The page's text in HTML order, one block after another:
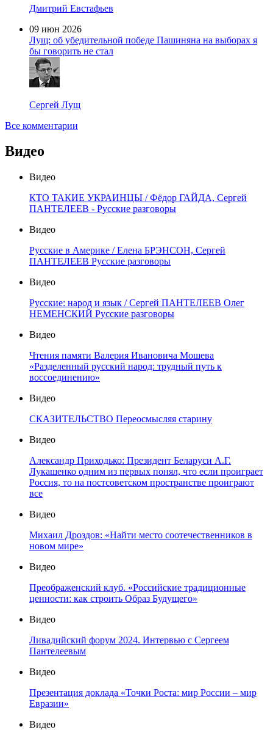
Дмитрий Евстафьев
09 июн 2026
Лущ: об убедительной победе Пашиняна на выборах я
бы говорить не стал
Сергей Лущ
Все комментарии
Видео
Видео
КТО ТАКИЕ УКРАИНЦЫ / Фёдор ГАЙДА, Сергей
ПАНТЕЛЕЕВ - Русские разговоры
Видео
Русские в Америке / Елена БРЭНСОН, Сергей
ПАНТЕЛЕЕВ Русские разговоры
Видео
Русские: народ и язык / Сергей ПАНТЕЛЕЕВ Олег
НЕМЕНСКИЙ Русские разговоры
Видео
Чтения памяти Валерия Ивановича Мошева
«Разделенный русский народ: трудный путь к
воссоединению»
Видео
СКАЗИТЕЛЬСТВО Переосмысляя старину
Видео
Александр Приходько: Президент Беларуси А.Г.
Лукашенко одним из первых понял, что если проиграет
Россия, то на постсоветском пространстве проиграют
все
Видео
Михаил Дроздов: «Найти место соотечественников в
новом мире»
Видео
Преображенский клуб. «Российские традиционные
ценности: как строить Образ Будущего»
Видео
Ливадийский форум 2024. Интервью с Сергеем
Пантелеевым
Видео
Презентация доклада «Точки Роста: мир России – мир
Евразии»
Видео